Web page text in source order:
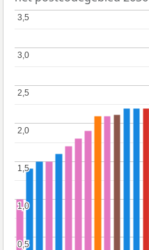
0,5
0,5
1,0
1,0
1,5
1,5
2,0
2,0
2,5
2,5
3,0
3,0
3,5
3,5